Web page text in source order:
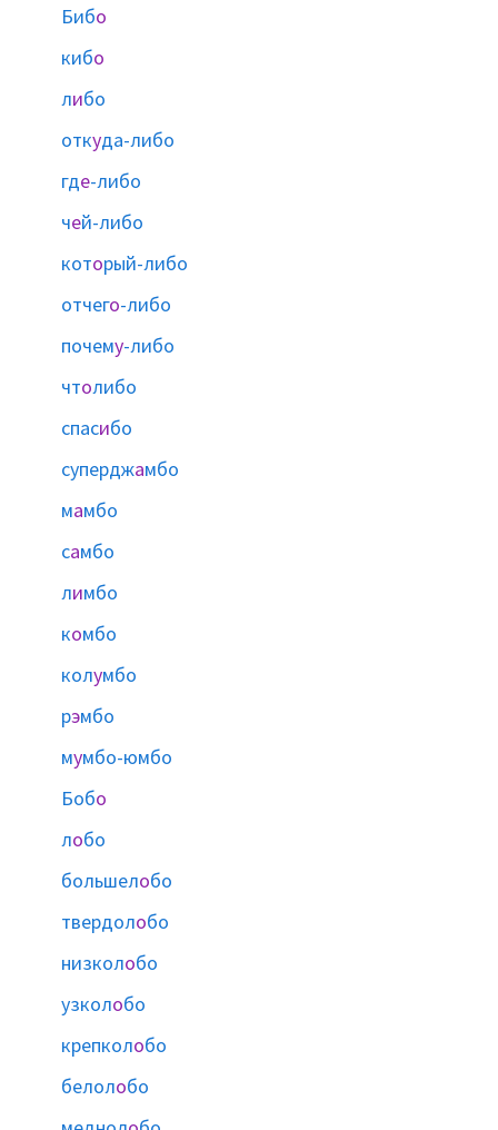
Бибо
кибо
либо
откуда-либо
где-либо
чей-либо
который-либо
отчего-либо
почему-либо
чтолибо
спасибо
суперджамбо
мамбо
самбо
лимбо
комбо
колумбо
рэмбо
мумбо-юмбо
Бобо
лобо
большелобо
твердолобо
низколобо
узколобо
крепколобо
белолобо